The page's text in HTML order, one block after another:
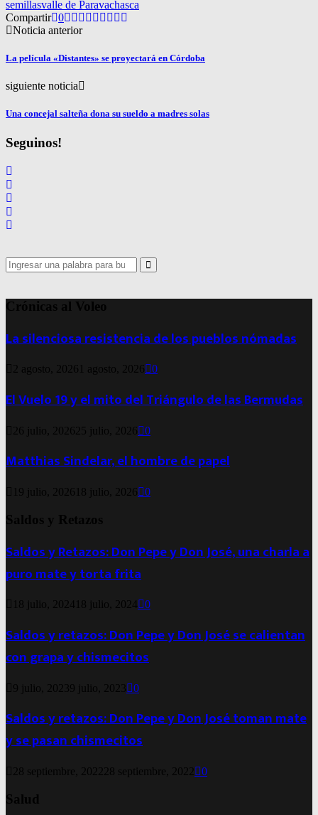
semillasvalle de Paravachasca
Compartir 0
Noticia anterior
La película «Distantes» se proyectará en Córdoba
siguiente noticia
Una concejal salteña dona su sueldo a madres solas
Seguinos!
Search
for:
Search
Crónicas al Voleo
La silenciosa resistencia de los pueblos nómadas
2 agosto, 2026 1 agosto, 2026 0
El Vuelo 19 y el mito del Triángulo de las Bermudas
26 julio, 2026 25 julio, 2026 0
Matthias Sindelar, el hombre de papel
19 julio, 2026 18 julio, 2026 0
Saldos y Retazos
Saldos y Retazos: Don Pepe y Don José, una charla a
puro mate y torta frita
18 julio, 2024 18 julio, 2024 0
Saldos y retazos: Don Pepe y Don José se calientan
con grapa y chismecitos
9 julio, 20239 julio, 2023 0
Saldos y retazos: Don Pepe y Don José toman mate
y se pasan chismecitos
28 septiembre, 2022 28 septiembre, 2022 0
Salud